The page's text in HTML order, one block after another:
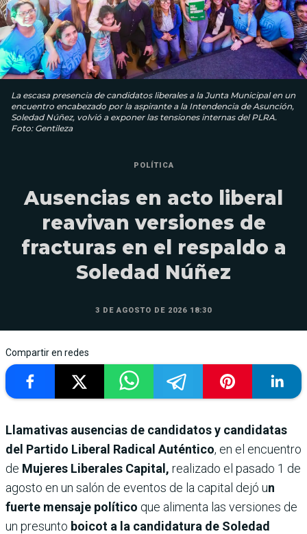
La escasa presencia de candidatos liberales a la Junta Municipal en un
encuentro encabezado por la aspirante a la Intendencia de Asunción,
Soledad Núñez, volvió a exponer las tensiones internas del PLRA.
Foto: Gentileza
POLÍTICA
Ausencias en acto liberal
reavivan versiones de
fracturas en el respaldo a
Soledad Núñez
3 DE AGOSTO DE 2026 18:30
Compartir en redes
Llamativas ausencias de candidatos y candidatas
del Partido Liberal Radical Auténtico, en el encuentro
de Mujeres Liberales Capital, realizado el pasado 1 de
agosto en un salón de eventos de la capital dejó un
fuerte mensaje político que alimenta las versiones de
un presunto boicot a la candidatura de Soledad